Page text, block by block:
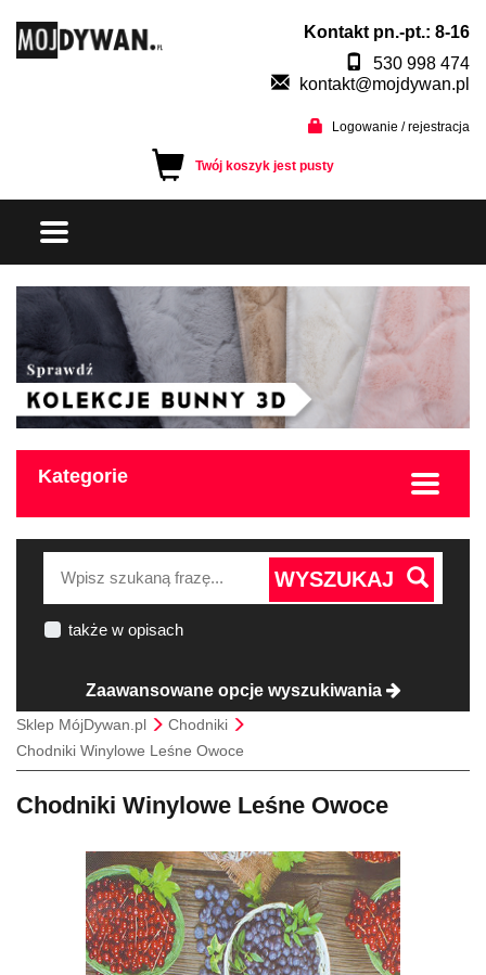
Kontakt pn.-pt.: 8-16
530 998 474
kontakt@mojdywan.pl
Logowanie / rejestracja
Twój koszyk jest pusty
Kategorie
WYSZUKAJ
także w opisach
Zaawansowane opcje wyszukiwania
Sklep MójDywan.pl
Chodniki
Chodniki Winylowe Leśne Owoce
Chodniki Winylowe Leśne Owoce